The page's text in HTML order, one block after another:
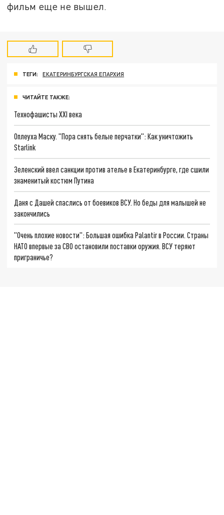
фильм еще не вышел.
ТЕГИ: ЕКАТЕРИНБУРГСКАЯ ЕПАРХИЯ
ЧИТАЙТЕ ТАКЖЕ:
Технофашисты XXI века
Оплеуха Маску. "Пора снять белые перчатки": Как уничтожить
Starlink
Зеленский ввел санкции против ателье в Екатеринбурге, где сшили
знаменитый костюм Путина
Даня с Дашей спаслись от боевиков ВСУ. Но беды для малышей не
закончились
"Очень плохие новости": Большая ошибка Palantir в России. Страны
НАТО впервые за СВО остановили поставки оружия. ВСУ теряют
приграничье?